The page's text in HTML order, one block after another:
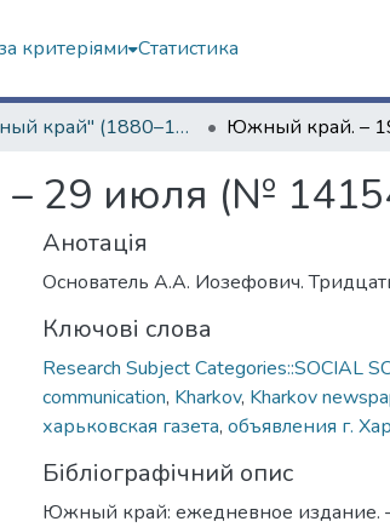
критеріями Статистика
"Южный край" (1880–1919 гг.)
29 июля (№
Анотація
Основатель А.А. Иозефович.
Ключові слова
Research Subject Categories::SOCIAL
communication, Kharkov, Kharkov
харьковская газета, объявления г.
Бібліографічний опис
Южный край: ежедневное издание.